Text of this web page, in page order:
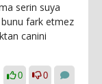
serin suya
fark etmez
canini
0 0